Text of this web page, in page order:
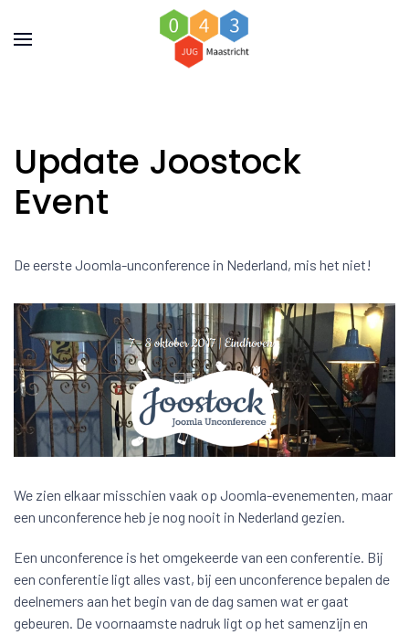
Update Joostock
Event
De eerste Joomla-unconference in Nederland, mis het niet!
We zien elkaar misschien vaak op Joomla-evenementen, maar
een unconference heb je nog nooit in Nederland gezien.
Een unconference is het omgekeerde van een conferentie. Bij
een conferentie ligt alles vast, bij een unconference bepalen de
deelnemers aan het begin van de dag samen wat er gaat
gebeuren. De voornaamste nadruk ligt op het samenzijn en